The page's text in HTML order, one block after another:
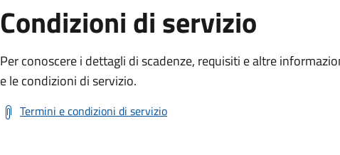
Condizioni di servizio
Per conoscere i dettagli di scadenze, requisiti e altre
e le condizioni di servizio.
Termini e condizioni di servizio